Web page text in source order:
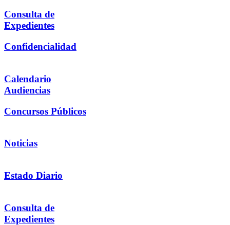
Consulta de
Expedientes
Confidencialidad
Calendario
Audiencias
Concursos Públicos
Noticias
Estado Diario
Consulta de
Expedientes